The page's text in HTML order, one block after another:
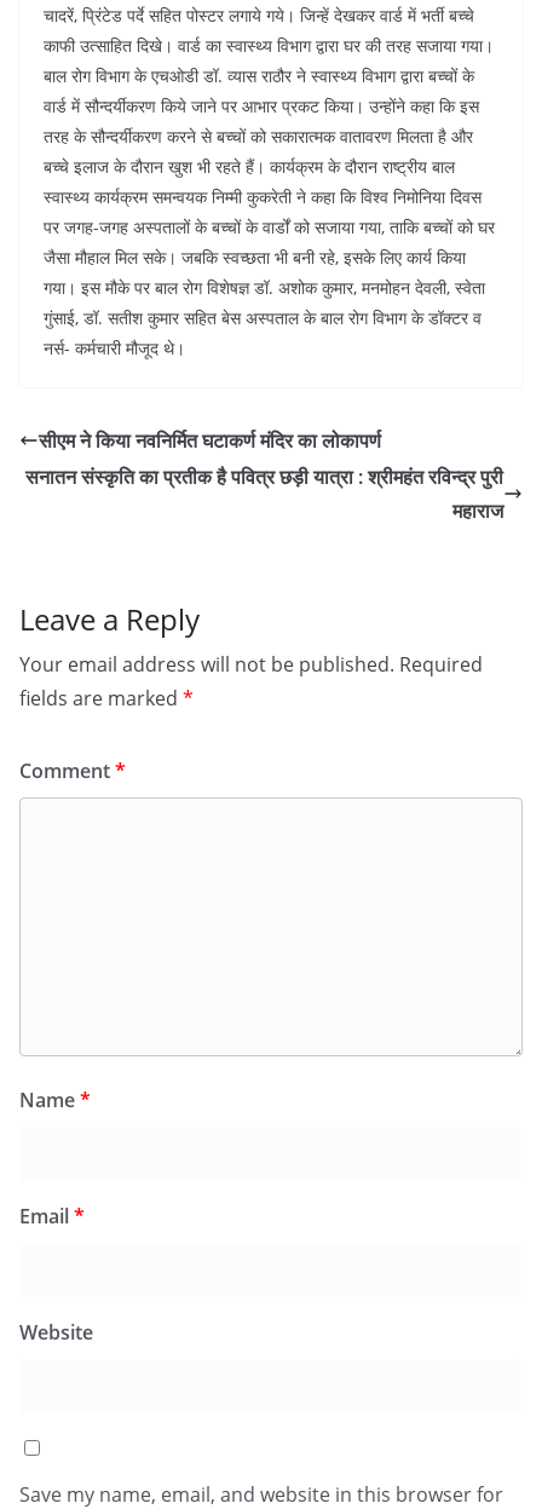
p
I
n
r
a
e
r
s
t
r
e
चादरें, प्रिंटेड पर्दे सहित पोस्टर लगाये गये। जिन्हें देखकर वार्ड में भर्ती बच्चे
काफी उत्साहित दिखे। वार्ड का स्वास्थ्य विभाग द्वारा घर की तरह सजाया गया।
बाल रोग विभाग के एचओडी डॉ. व्यास राठौर ने स्वास्थ्य विभाग द्वारा बच्चों के
वार्ड में सौन्दर्यीकरण किये जाने पर आभार प्रकट किया। उन्होंने कहा कि इस
तरह के सौन्दर्यीकरण करने से बच्चों को सकारात्मक वातावरण मिलता है और
बच्चे इलाज के दौरान खुश भी रहते हैं। कार्यक्रम के दौरान राष्ट्रीय बाल
स्वास्थ्य कार्यक्रम समन्वयक निम्मी कुकरेती ने कहा कि विश्व निमोनिया दिवस
पर जगह-जगह अस्पतालों के बच्चों के वार्डों को सजाया गया, ताकि बच्चों को घर
जैसा मौहाल मिल सके। जबकि स्वच्छता भी बनी रहे, इसके लिए कार्य किया
गया। इस मौके पर बाल रोग विशेषज्ञ डॉ. अशोक कुमार, मनमोहन देवली, स्वेता
गुंसाई, डॉ. सतीश कुमार सहित बेस अस्पताल के बाल रोग विभाग के डॉक्टर व
नर्स- कर्मचारी मौजूद थे।
सीएम ने किया नवनिर्मित घटाकर्ण मंदिर का लोकापर्ण
सनातन संस्कृति का प्रतीक है पवित्र छड़ी यात्रा : श्रीमहंत रविन्द्र पुरी
महाराज
Leave a Reply
Your email address will not be published. Required
fields are marked *
Comment*
Name*
Email*
Website
Save my name, email, and website in this browser for